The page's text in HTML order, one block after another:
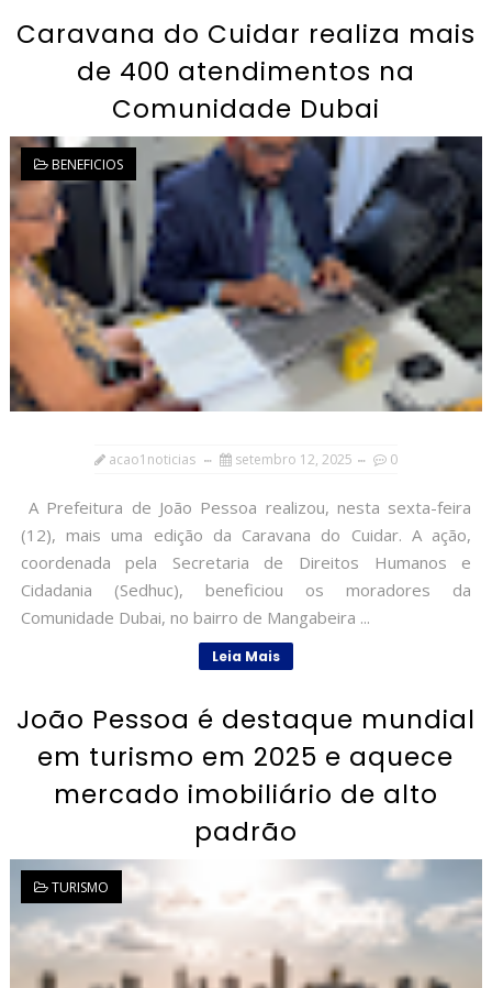
Caravana do Cuidar realiza mais
de 400 atendimentos na
Comunidade Dubai
BENEFICIOS
acao1noticias setembro 12, 2025 0
A Prefeitura de João Pessoa realizou, nesta sexta-feira
(12), mais uma edição da Caravana do Cuidar. A ação,
coordenada pela Secretaria de Direitos Humanos e
Cidadania (Sedhuc), beneficiou os moradores da
Comunidade Dubai, no bairro de Mangabeira ...
Leia Mais
João Pessoa é destaque mundial
em turismo em 2025 e aquece
mercado imobiliário de alto
padrão
TURISMO